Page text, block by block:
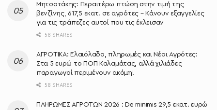
Μητσοτάκης: Περαιτέρω πτώση στην τιμή της
βενζίνης, 617,5 εκατ. σε αγρότες – Κάνουν εξαγγελίες
για τις τράπεζες αυτοί που τις έκλεισαν
58 SHARES
ΑΓΡΟΤΙΚΑ: Ελαιόλαδο, πληρωμές και Νέοι Αγρότες:
Στα 5 ευρώ το ΠΟΠ Καλαμάτας, αλλά χιλιάδες
παραγωγοί περιμένουν ακόμη!
58 SHARES
ΠΛΗΡΩΜΕΣ ΑΓΡΟΤΩΝ 2026 : De minimis 29,5 εκατ. ευρώ